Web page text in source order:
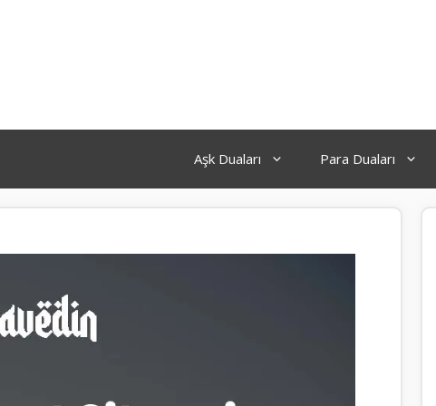
Aşk Duaları Para Duaları